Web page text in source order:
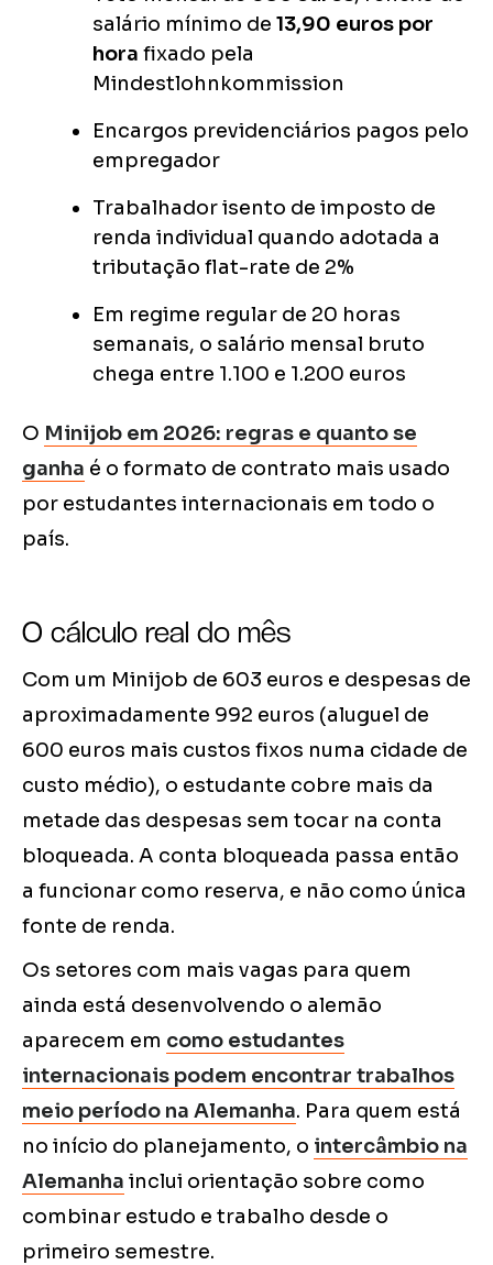
salário mínimo de 13,90 euros por
hora fixado pela
Mindestlohnkommission
Encargos previdenciários pagos pelo
empregador
Trabalhador isento de imposto de
renda individual quando adotada a
tributação flat-rate de 2%
Em regime regular de 20 horas
semanais, o salário mensal bruto
chega entre 1.100 e 1.200 euros
O Minijob em 2026: regras e quanto se
ganha é o formato de contrato mais usado
por estudantes internacionais em todo o
país.
O cálculo real do mês
Com um Minijob de 603 euros e despesas de
aproximadamente 992 euros (aluguel de
600 euros mais custos fixos numa cidade de
custo médio), o estudante cobre mais da
metade das despesas sem tocar na conta
bloqueada. A conta bloqueada passa então
a funcionar como reserva, e não como única
fonte de renda.
Os setores com mais vagas para quem
ainda está desenvolvendo o alemão
aparecem em como estudantes
internacionais podem encontrar trabalhos
meio período na Alemanha. Para quem está
no início do planejamento, o intercâmbio na
Alemanha inclui orientação sobre como
combinar estudo e trabalho desde o
primeiro semestre.